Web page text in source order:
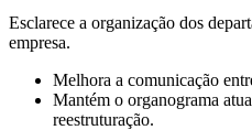
Esclarece a organização dos
empresa.
Melhora a comunicação
Mantém o organograma
reestruturação.